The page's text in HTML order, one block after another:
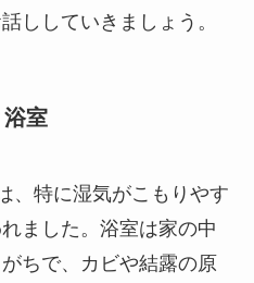
ししていきましょう。
室
、特に湿気がこもりやす
ました。浴室は家の中
ちで、カビや結露の原